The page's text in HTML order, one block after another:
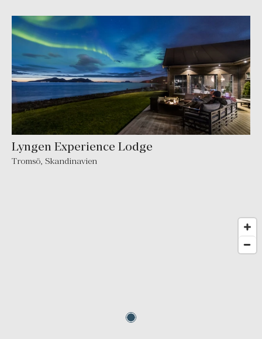
Lyngen Experience Lodge
Tromsö, Skandinavien